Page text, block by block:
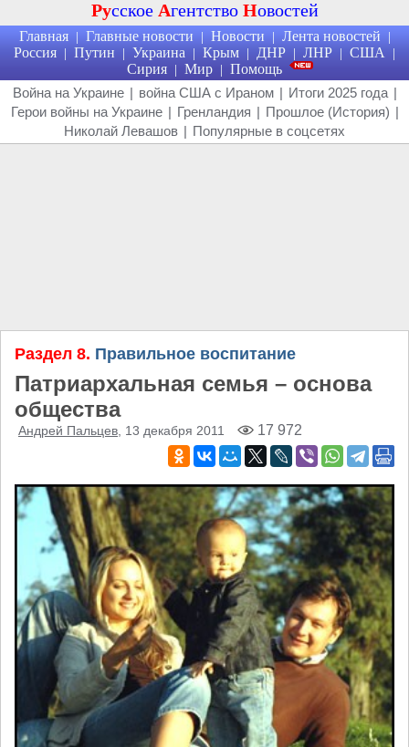
Русское Агентство Новостей
Главная | Главные новости | Новости | Лента новостей |
Россия | Путин | Украина | Крым | ДНР | ЛНР | США |
Сирия | Мир | Помощь
Война на Украине | война США с Ираном | Итоги 2025 года |
Герои войны на Украине | Гренландия | Прошлое (История) |
Николай Левашов | Популярные в соцсетях
Раздел 8. Правильное воспитание
Патриархальная семья – основа
общества
Андрей Пальцев , 13 декабря 2011 17 972